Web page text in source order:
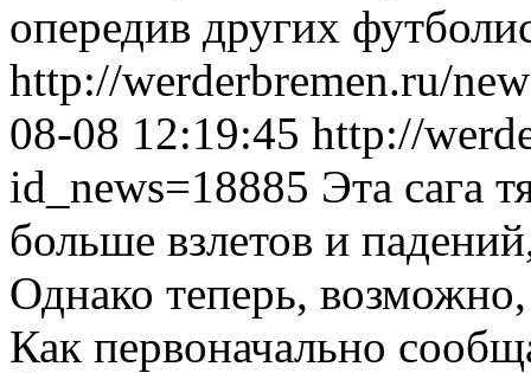
опередив других
http://werderbremen.ru/
08-08 12:19:45 http://
id_news=18885 Эта сага
больше взлетов и
Однако теперь,
Как первоначально